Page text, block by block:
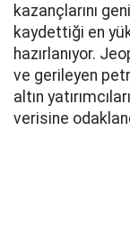
kazançlarını
kaydettiği en
hazırlanıyor.
ve gerileyen
altın
verisine